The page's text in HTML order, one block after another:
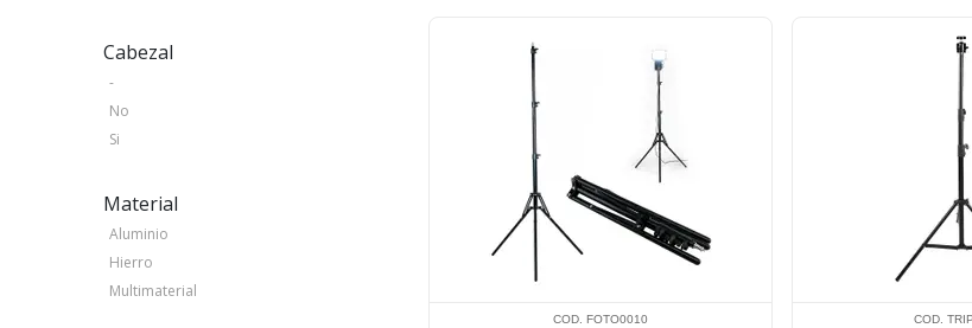
Cabezal
-
No
Si
Material
Aluminio
Hierro
Multimaterial
COD. FOTO0010 COD.